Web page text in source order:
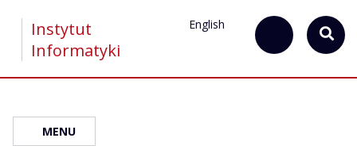
Instytut
Informatyki
English
MENU